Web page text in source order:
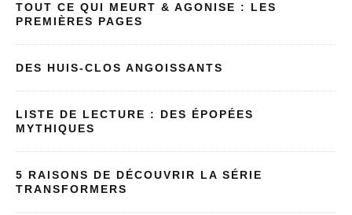
TOUT CE QUI MEURT & AGONISE : LES
PREMIÈRES PAGES
DES HUIS-CLOS ANGOISSANTS
LISTE DE LECTURE : DES ÉPOPÉES
MYTHIQUES
5 RAISONS DE DÉCOUVRIR LA SÉRIE
TRANSFORMERS